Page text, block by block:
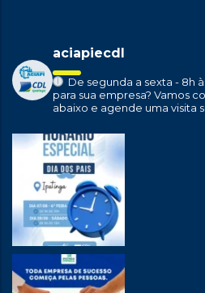
aciapiecdl
De segunda a sexta - 8h
para sua empresa? Vamos
abaixo e agende uma visita